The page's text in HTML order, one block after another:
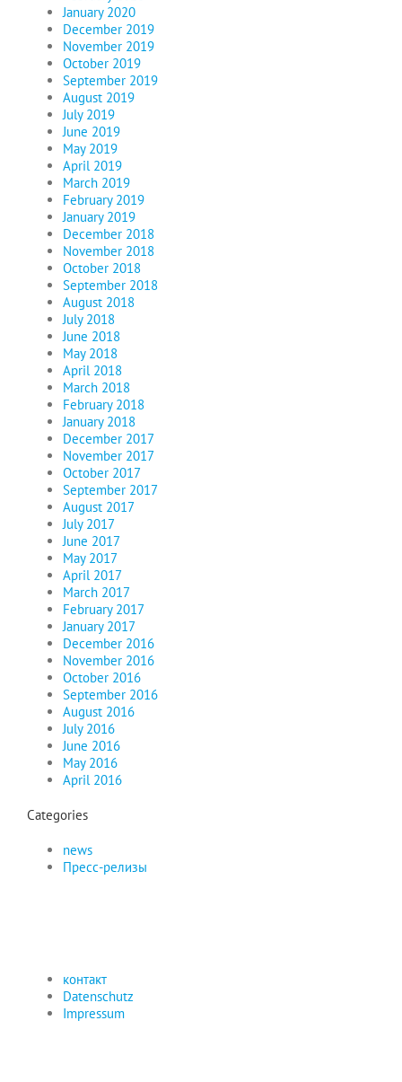
January 2020
December 2019
November 2019
October 2019
September 2019
August 2019
July 2019
June 2019
May 2019
April 2019
March 2019
February 2019
January 2019
December 2018
November 2018
October 2018
September 2018
August 2018
July 2018
June 2018
May 2018
April 2018
March 2018
February 2018
January 2018
December 2017
November 2017
October 2017
September 2017
August 2017
July 2017
June 2017
May 2017
April 2017
March 2017
February 2017
January 2017
December 2016
November 2016
October 2016
September 2016
August 2016
July 2016
June 2016
May 2016
April 2016
Categories
news
Пресс-релизы
контакт
Datenschutz
Impressum